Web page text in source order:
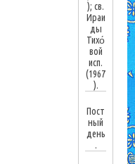
); св.
Ираи
ды
Тихо́
вой
исп.
(1967
).
Пост
ный
день
.